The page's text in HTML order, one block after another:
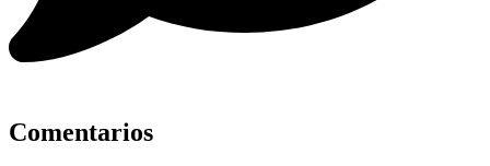
Comentarios